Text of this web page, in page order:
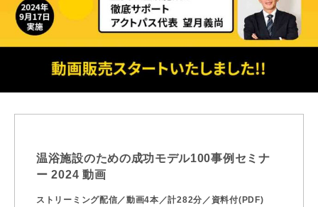
温浴施設のための成功モデル100事例セミナ
ー 2024 動画
ストリーミング配信／動画4本／計282分／資料付(PDF)